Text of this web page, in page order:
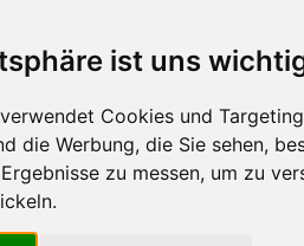
ist uns
Cookies und
die Werbung, die Sie sehen,
zu messen, um zu
Konzernlegungsrechnung
Ich stelle meine ESA als
1:1 kopiert werden darf. Ich
angegeben sondern auch